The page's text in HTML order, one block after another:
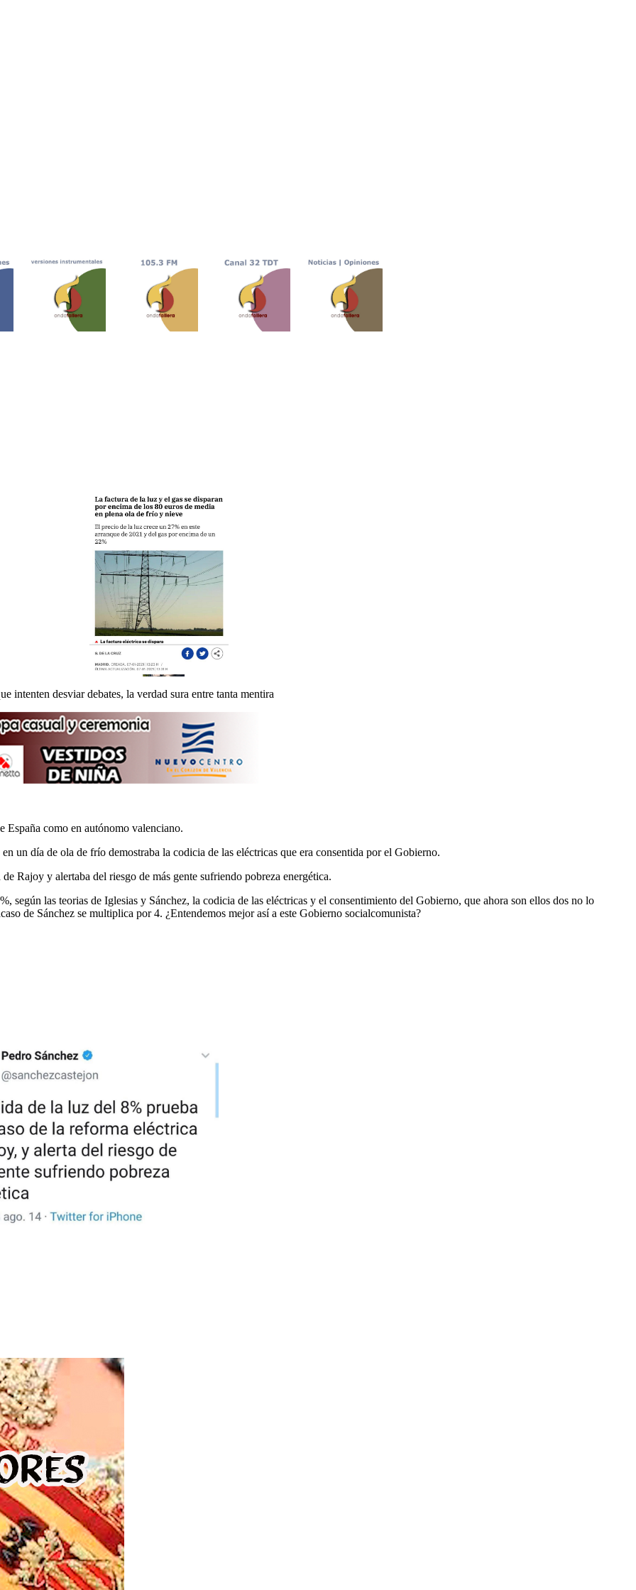
intenten desviar debates, la verdad sura entre tanta mentira
España como en autónomo valenciano.
un día de ola de frío demostraba la codicia de las eléctricas que era consentida por el Gobierno.
Rajoy y alertaba del riesgo de más gente sufriendo pobreza energética.
según las teorias de Iglesias y Sánchez, la codicia de las eléctricas y el consentimiento del Gobierno, que ahora son ellos dos no lo
de Sánchez se multiplica por 4. ¿Entendemos mejor así a este Gobierno socialcomunista?